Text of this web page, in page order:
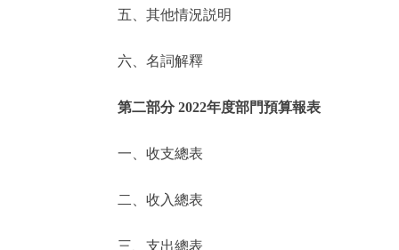
便民服務
仲介服務
政民互動
12345網上接訴即辦
參與調查
五、其他情況説明
六、名詞解釋
第二部分 2022年度部門預算報表
一、收支總表
二、收入總表
三、支出總表